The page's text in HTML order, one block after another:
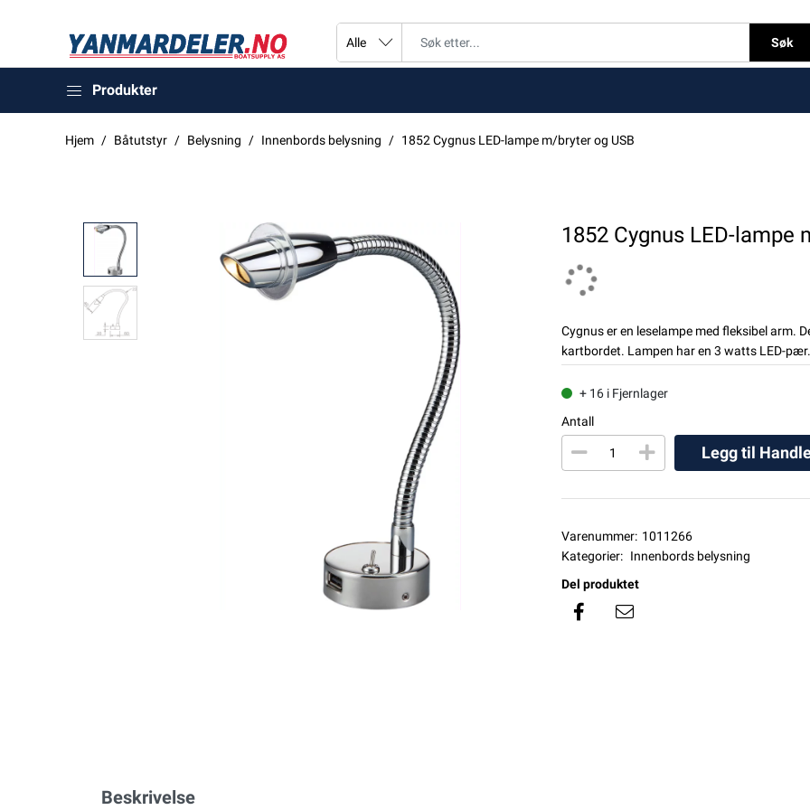
Søk
Produkter
Hjem Båtutstyr Belysning Innenbords belysning 1852 Cygnus LED-lampe m/bryter og USB
1852 Cygnus LED-lampe
Cygnus er en leselampe med fleksibel arm.
kartbordet. Lampen har en 3 watts LED-
+ 16 i Fjernlager
Antall
Legg til
Varenummer: 1011266
Kategorier: Innenbords belysning
Del produktet
Beskrivelse